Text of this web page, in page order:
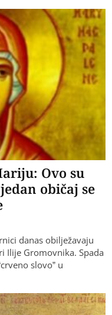
Ovo su
običaj se
danas obilježavaju
Ilije Gromovnika. Spada
slovo” u